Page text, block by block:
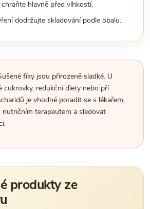
hlavně před vlhkostí,
dodržujte skladování podle obalu.
fíky jsou přirozeně sladké. U
cukrovky, redukční diety nebo při
je vhodné poradit se s lékařem,
terapeutem a sledovat
produkty ze